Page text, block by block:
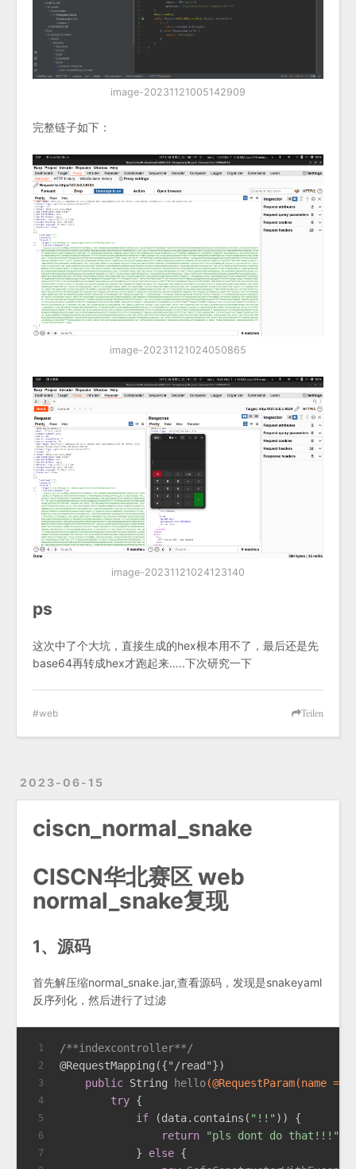
image-20231121005142909
完整链子如下：
image-20231121024050865
image-20231121024123140
ps
这次中了个大坑，直接生成的hex根本用不了，最后还是先
base64再转成hex才跑起来…..下次研究一下
Teilen
web
2023-06-15
ciscn_normal_snake
CISCN华北赛区 web
normal_snake复现
1、源码
首先解压缩normal_snake.jar,查看源码，发现是snakeyaml
反序列化，然后进行了过滤
1
2
3
4
5
6
7
/**indexcontroller**/
@RequestMapping({"/read"})
public String hello(@RequestParam(name
try {
if (data.contains( "!!" )) {
return
"pls dont do that!!!"
            }
else {